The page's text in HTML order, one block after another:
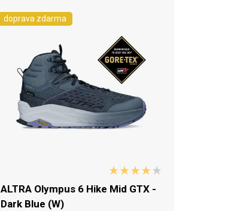
doprava zdarma
ALTRA Olympus 6 Hike Mid GTX -
Dark Blue (W)